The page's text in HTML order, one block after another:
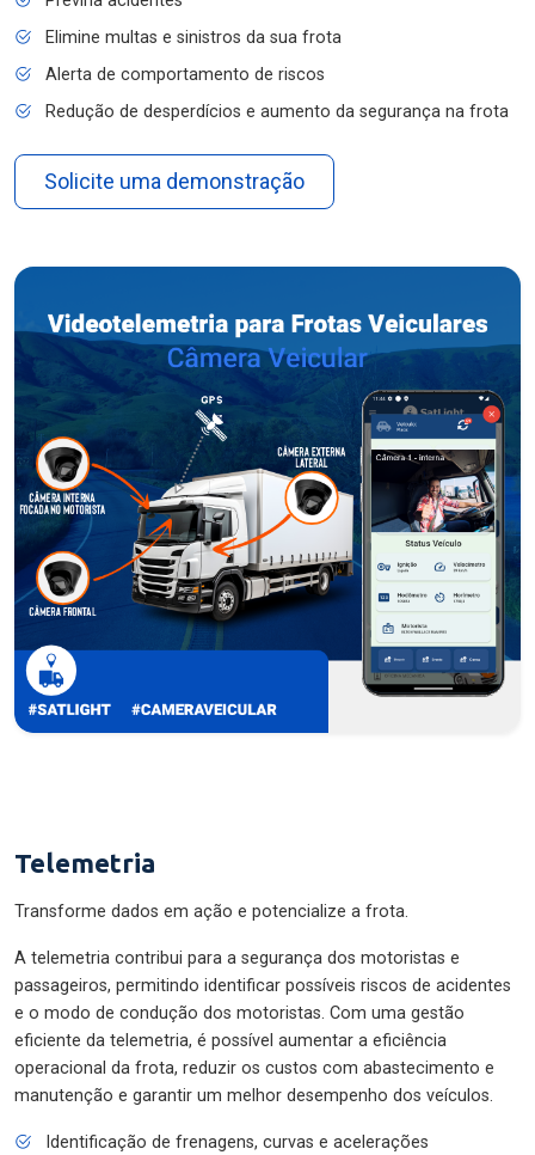
Elimine multas e sinistros da sua frota
Alerta de comportamento de riscos
Redução de desperdícios e aumento da segurança na frota
Solicite uma demonstração
Telemetria
Transforme dados em ação e potencialize a frota.
A telemetria contribui para a segurança dos motoristas e
passageiros, permitindo identificar possíveis riscos de acidentes
e o modo de condução dos motoristas. Com uma gestão
eficiente da telemetria, é possível aumentar a eficiência
operacional da frota, reduzir os custos com abastecimento e
manutenção e garantir um melhor desempenho dos veículos.
Identificação de frenagens, curvas e acelerações